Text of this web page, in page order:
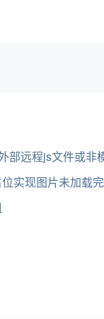
部远程js文件或非
片未加载完成的情况下